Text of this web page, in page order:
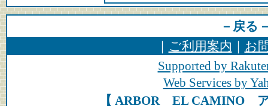
－戻る
｜ ご利用案内 ｜ お
Supported by
Web Services by
【 ARBOR EL CAMINO